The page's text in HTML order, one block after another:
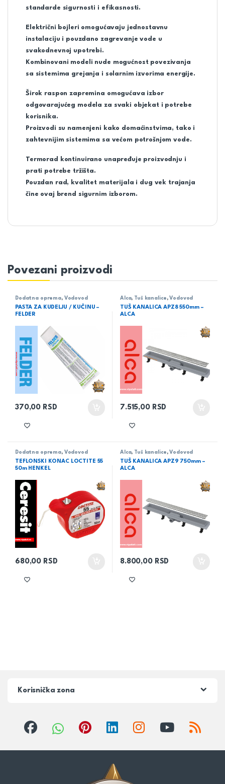
standarde sigurnosti i efikasnosti.
Električni bojleri omogućavaju jednostavnu
instalaciju i pouzdano zagrevanje vode u
svakodnevnoj upotrebi.
Kombinovani modeli nude mogućnost povezivanja
sa sistemima grejanja i solarnim izvorima energije.
Širok raspon zapremina omogućava izbor
odgovarajućeg modela za svaki objekat i potrebe
korisnika.
Proizvodi su namenjeni kako domaćinstvima, tako i
zahtevnijim sistemima sa većom potrošnjom vode.
Termorad kontinuirano unapređuje proizvodnju i
prati potrebe tržišta.
Pouzdan rad, kvalitet materijala i dug vek trajanja
čine ovaj brend sigurnim izborom.
Povezani proizvodi
Dodatna oprema, Vodovod
PASTA ZA KUDELJU / KUČINU –
FELDER
370,00 RSD
Alca, Tuš kanalice ,Vodovod
TUŠ KANALICA APZ8 550mm –
ALCA
7.515,00 RSD
Dodatna oprema, Vodovod
TEFLONSKI KONAC LOCTITE 55
50m HENKEL
680,00 RSD
Alca, Tuš kanalice ,Vodovod
TUŠ KANALICA APZ9 750mm –
ALCA
8.800,00 RSD
Korisnička zona